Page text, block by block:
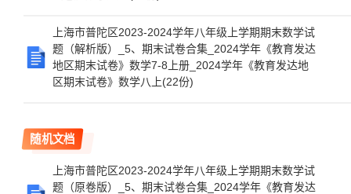
上海市普陀区2023-2024学年八年级上学期期末数学试
题（解析版）_5、期末试卷合集_2024学年《教育发达
地区期末试卷》数学7-8上册_2024学年《教育发达地
区期末试卷》数学八上(22份)
随机文档
上海市普陀区2023-2024学年八年级上学期期末数学试
题（原卷版）_5、期末试卷合集_2024学年《教育发达